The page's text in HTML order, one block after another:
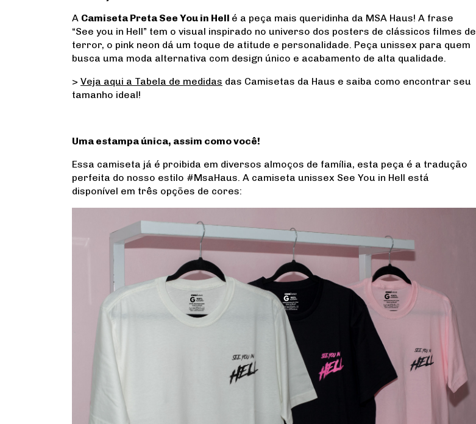
A Camiseta Preta See You in Hell é a peça mais queridinha da MSA Haus! A frase
“See you in Hell” tem o visual inspirado no universo dos posters de clássicos filmes de
terror, o pink neon dá um toque de atitude e personalidade. Peça unissex para quem
busca uma moda alternativa com design único e acabamento de alta qualidade.
> Veja aqui a Tabela de medidas das Camisetas da Haus e saiba como encontrar seu
tamanho ideal!
Uma estampa única, assim como você!
Essa camiseta já é proibida em diversos almoços de família, esta peça é a tradução
perfeita do nosso estilo #MsaHaus. A camiseta unissex See You in Hell está
disponível em três opções de cores: